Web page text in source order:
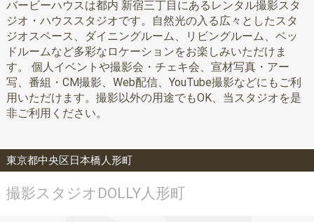
バービーハウスは都内 新宿三丁目にあるレンタル撮影スタ
ジオ・ハウススタジオです。自然光の入る広々としたスタ
ジオスペース、ダイニングルーム、リビングルーム、ベッ
ドルームなど多彩なロケーションをお楽しみいただけま
す。 個人イベントや撮影会・チェキ会、宣材写真・アー
写、番組・CM撮影、Web配信、YouTube撮影などにもご利
用いただけます。撮影以外の用途でもOK、当スタジオを是
非ご利用ください。
東京都中央区日本橋人形町
撮影スタジオDOLLY人形町